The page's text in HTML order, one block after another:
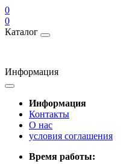
0
0
Каталог
Информация
Информация
Контакты
О нас
условия соглашения
Время работы: